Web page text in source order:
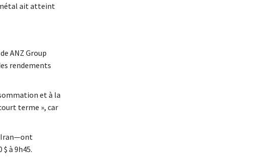
métal ait atteint
ANZ Group
rendements
et à la
terme », car
Iran—ont
à 9h45.